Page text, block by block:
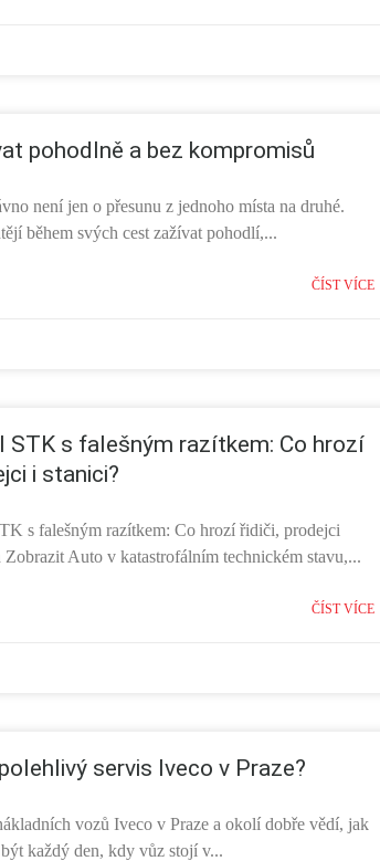
pohodlně a bez kompromisů
není jen o přesunu z jednoho místa na druhé.
během svých cest zažívat pohodlí,...
ČÍST VÍCE
STK s falešným razítkem: Co hrozí
i stanici?
s falešným razítkem: Co hrozí řidiči, prodejci
Zobrazit Auto v katastrofálním technickém stavu,...
ČÍST VÍCE
servis Iveco v Praze?
vozů Iveco v Praze a okolí dobře vědí, jak
každý den, kdy vůz stojí v...